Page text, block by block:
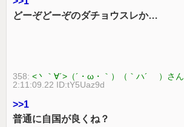
どーぞどーぞのダチョウスレか…
358:<丶｀∀´>（´・ω・｀）（｀ハ´ ）さん
2:11:09.22 ID:tY5Uaz9d
>>1
普通に自国が良くね？